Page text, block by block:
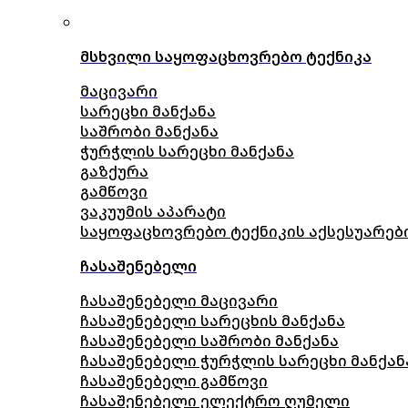
მსხვილი საყოფაცხოვრებო ტექნიკა
მაცივარი
სარეცხი მანქანა
საშრობი მანქანა
ჭურჭლის სარეცხი მანქანა
გაზქურა
გამწოვი
ვაკუუმის აპარატი
საყოფაცხოვრებო ტექნიკის
ჩასაშენებელი
ჩასაშენებელი მაცივარი
ჩასაშენებელი სარეცხის მანქანა
ჩასაშენებელი საშრობი მანქანა
ჩასაშენებელი ჭურჭლის სარეცხი
ჩასაშენებელი გამწოვი
ჩასაშენებელი ელექტრო ღუმელი